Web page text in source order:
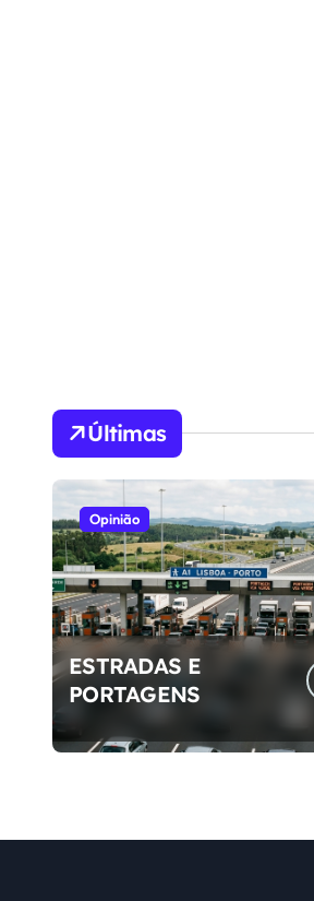
Últimas
Opinião
ESTRADAS E
PORTAGENS